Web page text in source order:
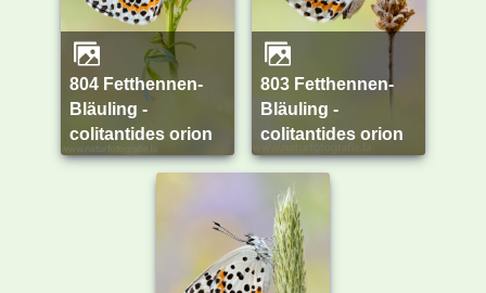
804 Fetthennen-
Bläuling -
colitantides orion
803 Fetthennen-
Bläuling -
colitantides orion